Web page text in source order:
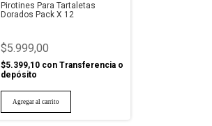
Pirotines Para Tartaletas
Dorados Pack X 12
$5.999,00
$5.399,10 con Transferencia o
depósito